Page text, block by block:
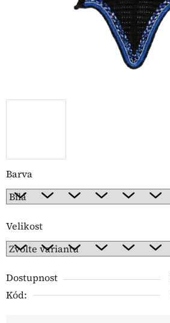
Barva
Velikost
Dostupnost
Kód: